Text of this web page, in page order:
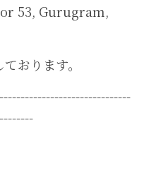
53, Gurugram,
おります。